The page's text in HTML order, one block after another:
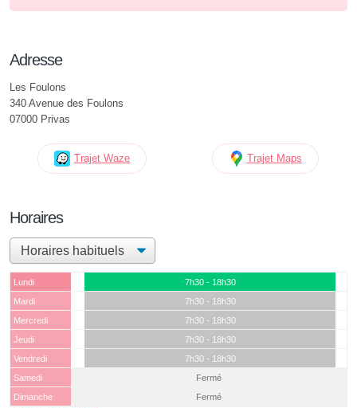
Adresse
Les Foulons
340 Avenue des Foulons
07000 Privas
Trajet Waze Trajet Maps
Horaires
Lundi
7h30 - 18h30
Mardi
7h30 - 18h30
Mercredi
7h30 - 18h30
Jeudi
7h30 - 18h30
Vendredi
7h30 - 18h30
Samedi
Fermé
Dimanche
Fermé